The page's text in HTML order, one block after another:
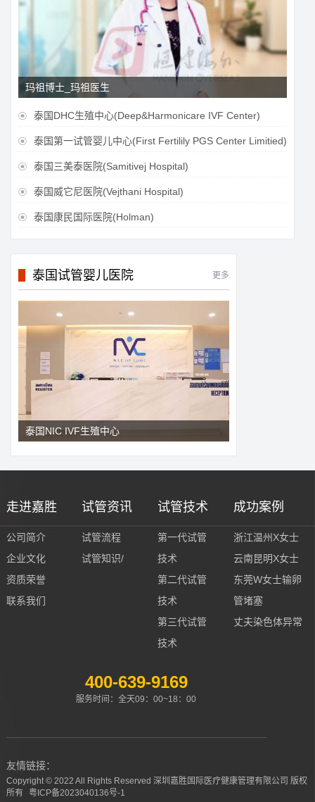
玛祖博士_玛祖医生
 泰国DHC生殖中心(Deep&Harmonicare IVF Center)
 泰国第一试管婴儿中心(First Fertilily PGS Center Limitied)
 泰国三美泰医院(Samitivej Hospital)
 泰国威它尼医院(Vejthani Hospital)
 泰国康民国际医院(Holman)
泰国试管婴儿医院 更多
泰国NIC IVF生殖中心
走进嘉胜
公司简介
企业文化
资质荣誉
联系我们
试管资讯
试管流程
试管知识/
试管技术
第一代试管
技术
第二代试管
技术
第三代试管
技术
成功案例
浙江温州X女士
云南昆明X女士
东莞W女士输卵
管堵塞
丈夫染色体异常
400-639-9169
服务时间：全天09：00~18：00
友情链接：
Copyright © 2022 All Rights Reserved 深圳嘉胜国际医疗健康管理有限公司 版权
所有 粤ICP备2023040136号-1